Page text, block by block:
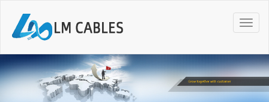
T
o
g
l
n